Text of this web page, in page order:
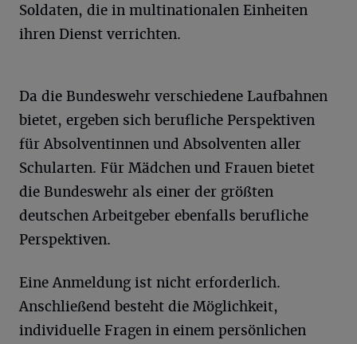
Soldaten, die in multinationalen Einheiten
ihren Dienst verrichten.
Da die Bundeswehr verschiedene Laufbahnen
bietet, ergeben sich berufliche Perspektiven
für Absolventinnen und Absolventen aller
Schularten. Für Mädchen und Frauen bietet
die Bundeswehr als einer der größten
deutschen Arbeitgeber ebenfalls berufliche
Perspektiven.
Eine Anmeldung ist nicht erforderlich.
Anschließend besteht die Möglichkeit,
individuelle Fragen in einem persönlichen